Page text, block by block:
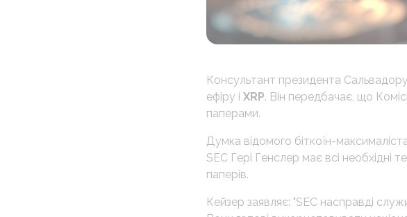
Консультант президента
ефіру і XRP. Він передбачає, що
паперами.
Думка відомого біткоїн-
SEC Гері Генслер має всі необхідні
паперів.
Кейзер заявляє: "SEC насправді